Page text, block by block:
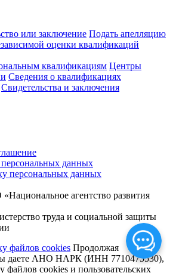
или заключение Подать апелляцию
оценки квалификаций
квалификациям Центры
Сведения о квалификациях
Свидетельства и заключения
данных
персональных данных
агентство развития
труда и социальной защиты
файлов cookies Продолжая
даете АНО НАРК (ИНН 7710475530),
файлов cookies и пользовательских